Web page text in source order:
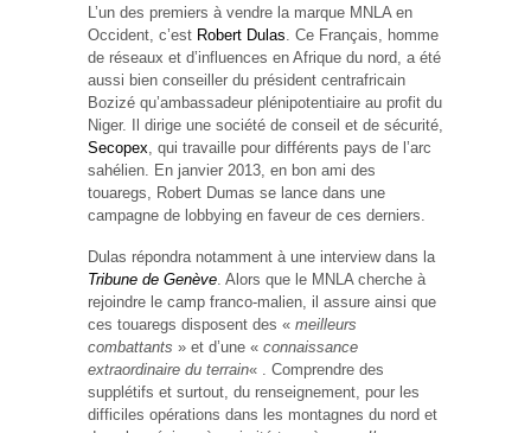
L’un des premiers à vendre la marque MNLA en
Occident, c’est Robert Dulas. Ce Français, homme
de réseaux et d’influences en Afrique du nord, a été
aussi bien conseiller du président centrafricain
Bozizé qu’ambassadeur plénipotentiaire au profit du
Niger. Il dirige une société de conseil et de sécurité,
Secopex, qui travaille pour différents pays de l’arc
sahélien. En janvier 2013, en bon ami des
touaregs, Robert Dumas se lance dans une
campagne de lobbying en faveur de ces derniers.
Dulas répondra notamment à une interview dans la
Tribune de Genève . Alors que le MNLA cherche à
rejoindre le camp franco-malien, il assure ainsi que
ces touaregs disposent des « meilleurs
combattants » et d’une « connaissance
extraordinaire du terrain« . Comprendre des
supplétifs et surtout, du renseignement, pour les
difficiles opérations dans les montagnes du nord et